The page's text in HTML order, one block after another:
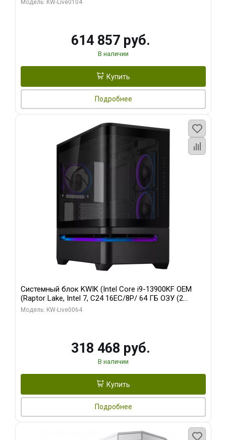
Модель: KW-Live0104
614 857 руб.
В наличии
Купить
Подробнее
Системный блок KWIK (Intel Core i9-13900KF OEM
(Raptor Lake, Intel 7, C24 16EC/8P/ 64 ГБ ОЗУ (2
модуля)/ ASUS RTX5080 PROART OC 16GB GDDR7
Модель: KW-Live0064
318 468 руб.
В наличии
Купить
Подробнее